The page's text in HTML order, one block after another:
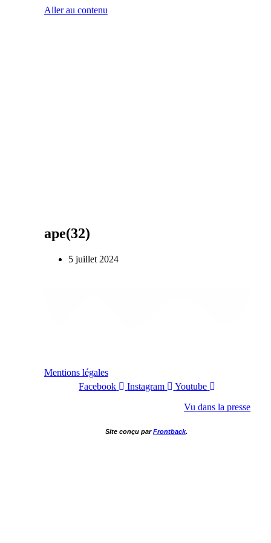
Aller au contenu
ape(32)
5 juillet 2024
Mentions légales
Facebook
Instagram
Youtube
Vu dans la presse
Site conçu parFrontback.